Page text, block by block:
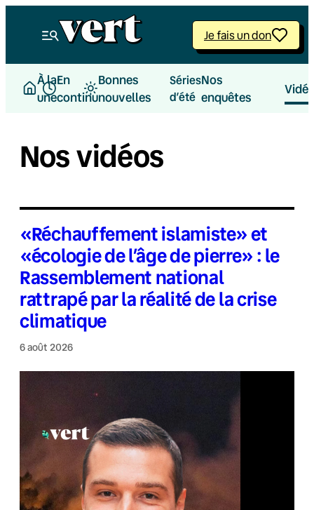
Je fais un don
À la
une
En
continu
Bonnes
nouvelles
Séries
d’été
Nos
enquêtes
Nos vidéos
«Réchauffement islamiste» et
«écologie de l’âge de pierre» : le
Rassemblement national
rattrapé par la réalité de la crise
climatique
6 août 2026